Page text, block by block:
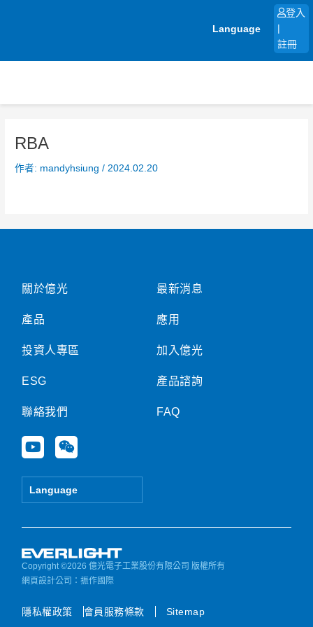
Language
登入
註冊
RBA
作者: mandyhsiung/ 2024.02.20
關於億光
產品
投資人專區
ESG
聯絡我們
Y
o
u
e
W
e
i
Language
最新消息
應用
加入億光
產品諮詢
FAQ
Copyright ©2026 億光電子工業股份有限公司 版權所有
網頁設計公司 ：振作國際
隱私權政策 會員服務條款 Sitemap